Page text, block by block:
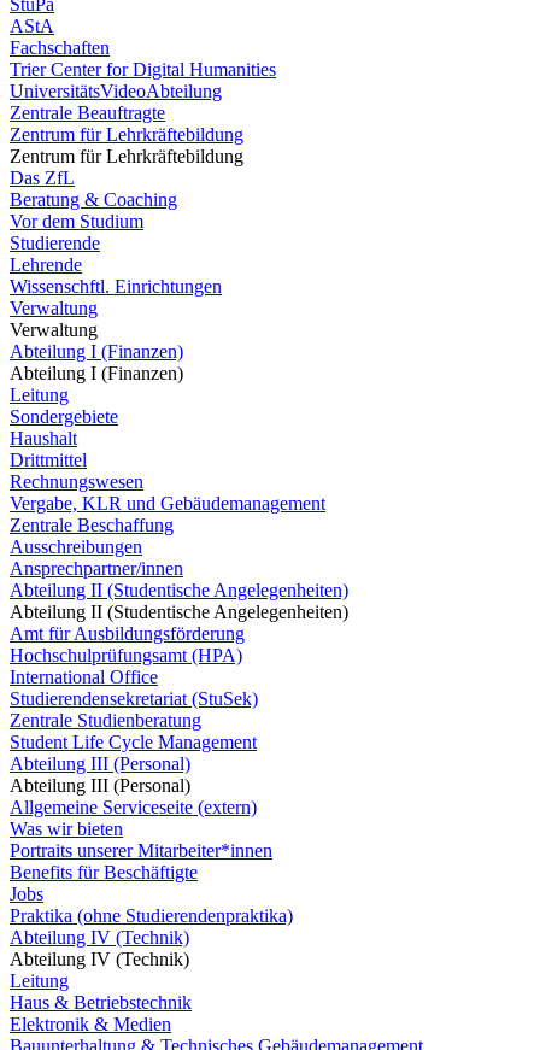
StuPa
AStA
Fachschaften
Trier Center for Digital Humanities
UniversitätsVideoAbteilung
Zentrale Beauftragte
Zentrum für Lehrkräftebildung
Zentrum für Lehrkräftebildung
Das ZfL
Beratung & Coaching
Vor dem Studium
Studierende
Lehrende
Wissenschftl. Einrichtungen
Verwaltung
Verwaltung
Abteilung I (Finanzen)
Abteilung I (Finanzen)
Leitung
Sondergebiete
Haushalt
Drittmittel
Rechnungswesen
Vergabe, KLR und Gebäudemanagement
Zentrale Beschaffung
Ausschreibungen
Ansprechpartner/innen
Abteilung II (Studentische Angelegenheiten)
Abteilung II (Studentische Angelegenheiten)
Amt für Ausbildungsförderung
Hochschulprüfungsamt (HPA)
International Office
Studierendensekretariat (StuSek)
Zentrale Studienberatung
Student Life Cycle Management
Abteilung III (Personal)
Abteilung III (Personal)
Allgemeine Serviceseite (extern)
Was wir bieten
Portraits unserer Mitarbeiter*innen
Benefits für Beschäftigte
Jobs
Praktika (ohne Studierendenpraktika)
Abteilung IV (Technik)
Abteilung IV (Technik)
Leitung
Haus & Betriebstechnik
Elektronik & Medien
Bauunterhaltung & Technisches Gebäudemanagement